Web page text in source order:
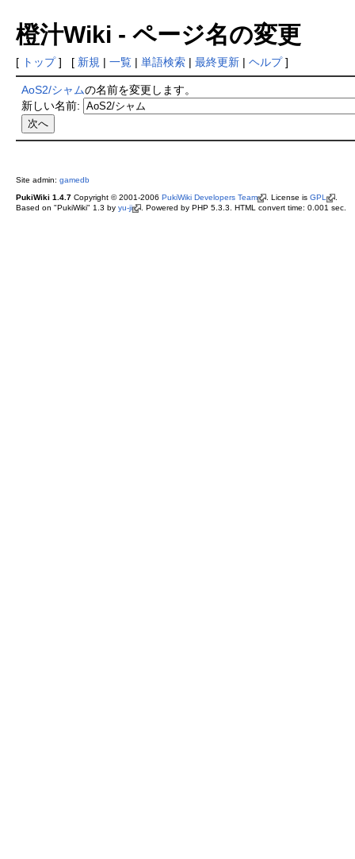
橙汁Wiki - ページ名の変更
[ トップ] [ 新規 | 一覧| 単語検索| 最終更新| ヘルプ]
AoS2/シャムの名前を変更します。
新しい名前:
Site admin: gamedb
PukiWiki 1.4.7Copyright © 2001-2006 PukiWiki Developers Team . License is GPL
.
Based on "PukiWiki" 1.3 by yu-ji . Powered by PHP 5.3.3. HTML convert time: 0.001 sec.